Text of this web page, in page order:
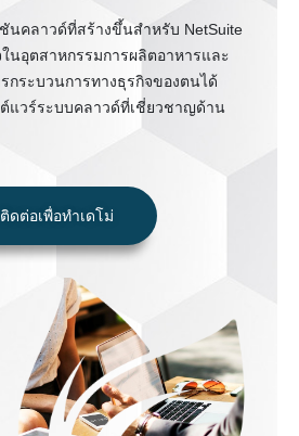
นคลาวด์ที่สร้างขึ้นสำหรับ NetSuite
นอุตสาหกรรมการผลิตอาหารและ
กระบวนการทางธุรกิจของตนได้
ต์แวร์ระบบคลาวด์ที่เชี่ยวชาญด้าน
ติดต่อเพื่อทำเดโม่